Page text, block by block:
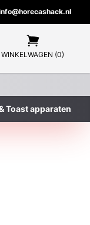
WINKELWAGEN (0)
Toast apparaten